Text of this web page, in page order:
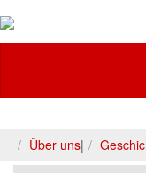
Über uns|